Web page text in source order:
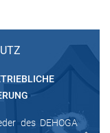
des DEHOGA